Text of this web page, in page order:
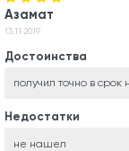
Азамат
13.11.2019
Достоинства
получил точно в срок
Недостатки
не нашел